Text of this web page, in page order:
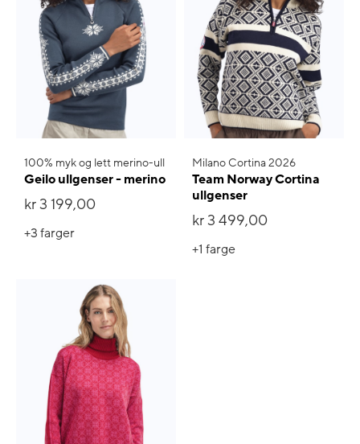
100% myk og lett merino-ull
Geilo ullgenser - merino
kr 3 199,00
+3farger
Milano Cortina 2026
Team Norway Cortina
ullgenser
kr 3 499,00
+1 farge